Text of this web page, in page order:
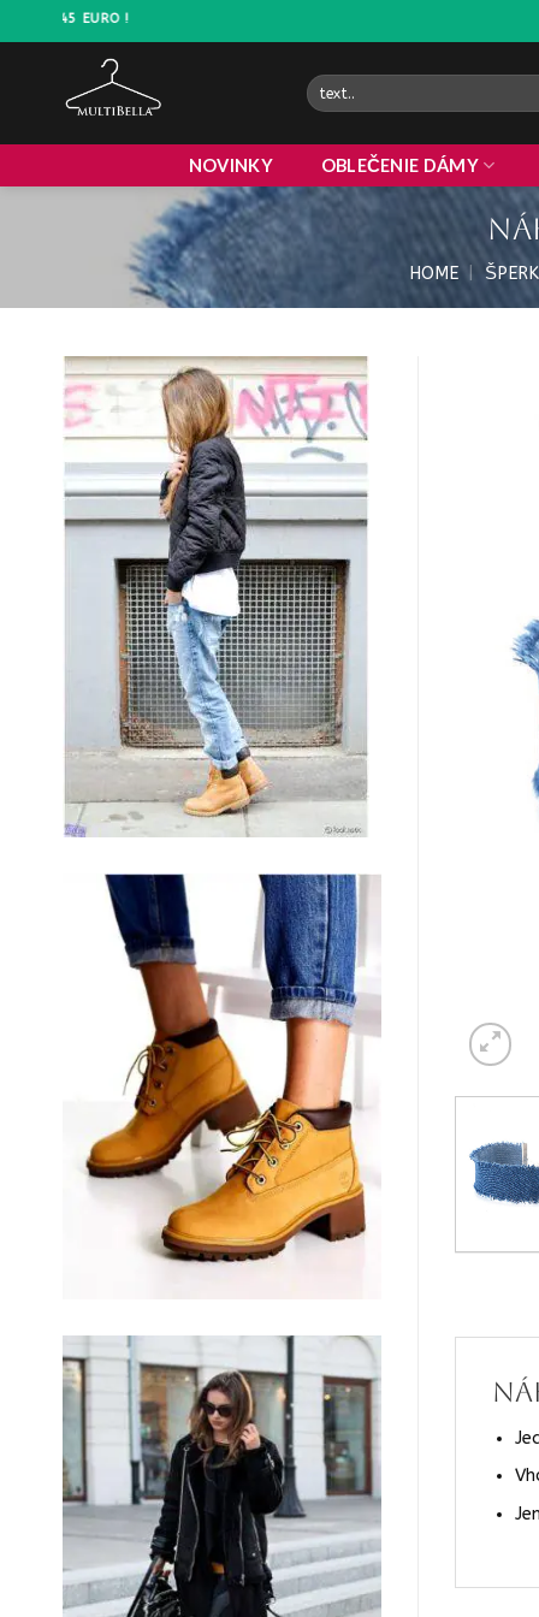
na
Hľadať:
NOVINKY OBLEČENIE DÁMY
HOME |